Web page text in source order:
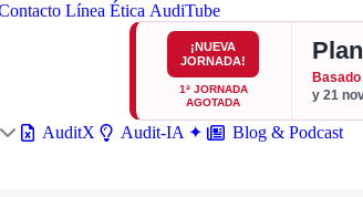
Línea Ética AudiTube
¡NUEVA
JORNADA!
1ª JORNADA
AGOTADA
y 21
AuditX Audit-IA ✦ Blog & Podcast